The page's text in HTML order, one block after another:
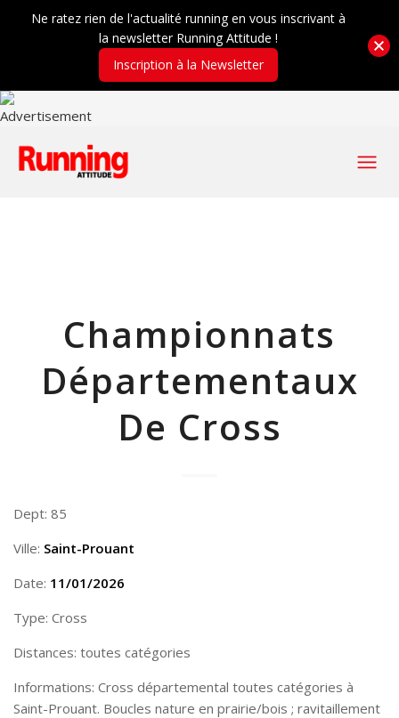
Championnats
Départementaux
De Cross
Dept: 85
Ville: Saint-Prouant
Date: 11/01/2026
Type: Cross
Distances: toutes catégories
Informations: Cross départemental toutes catégories à
Saint-Prouant. Boucles nature en prairie/bois ; ravitaillement
Ne ratez rien de l'actualité running en vous inscrivant à
la newsletter Running Attitude !
Inscription à la Newsletter